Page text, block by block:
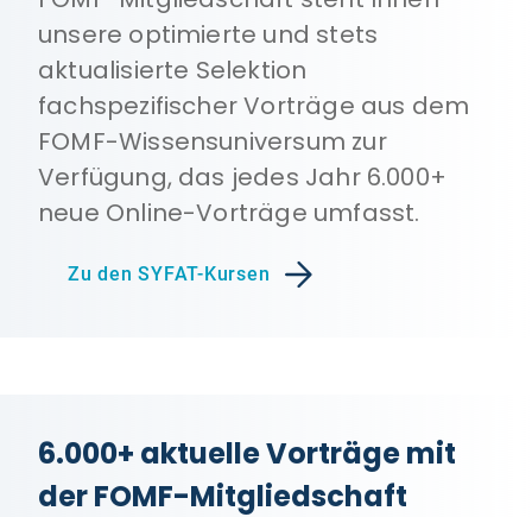
unsere optimierte und stets
aktualisierte Selektion
fachspezifischer Vorträge aus dem
FOMF-Wissensuniversum zur
Verfügung, das jedes Jahr 6.000+
neue Online-Vorträge umfasst.
Zu den SYFAT-Kursen
6.000+ aktuelle Vorträge mit
der FOMF-Mitgliedschaft